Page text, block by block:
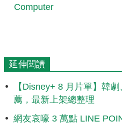
Computer
延伸閱讀
【Disney+ 8 月片單】韓
薦，最新上架總整理
網友哀嚎 3 萬點 LINE